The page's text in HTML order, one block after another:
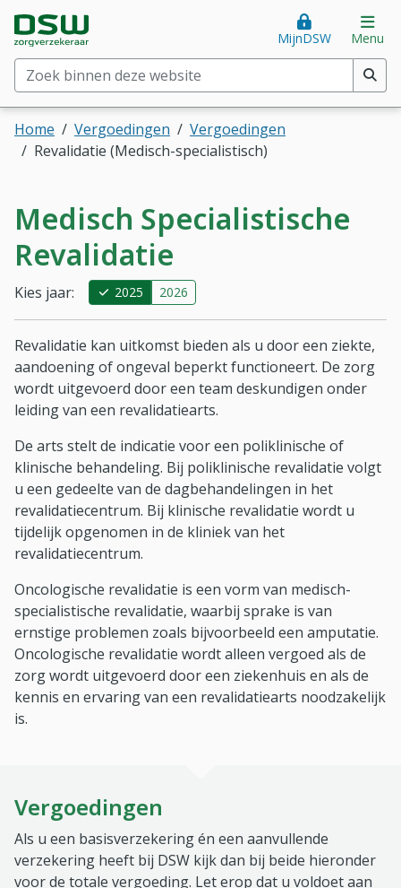
Direct naar hoofdinhoud
Direct naar hoofdmenuDSW Zorgverzekeraar. Goed voor je.
Zoek binnen deze website(min. 2 tekens)
MijnDSW Menu
Home Vergoedingen
Vergoedingen
Revalidatie (Medisch-specialistisch)
Medisch Specialistische
Revalidatie
Kies jaar: 2025 2026
Revalidatie kan uitkomst bieden als u door een ziekte,
aandoening of ongeval beperkt functioneert. De zorg
wordt uitgevoerd door een team deskundigen onder
leiding van een revalidatiearts.
De arts stelt de indicatie voor een poliklinische of
klinische behandeling. Bij poliklinische revalidatie volgt
u een gedeelte van de dagbehandelingen in het
revalidatiecentrum. Bij klinische revalidatie wordt u
tijdelijk opgenomen in de kliniek van het
revalidatiecentrum.
Oncologische revalidatie is een vorm van medisch-
specialistische revalidatie, waarbij sprake is van
ernstige problemen zoals bijvoorbeeld een amputatie.
Oncologische revalidatie wordt alleen vergoed als de
zorg wordt uitgevoerd door een ziekenhuis en als de
kennis en ervaring van een revalidatiearts noodzakelijk
is.
Vergoedingen
Als u een basisverzekering én een aanvullende
verzekering heeft bij DSW kijk dan bij beide hieronder
voor de totale vergoeding. Let erop dat u voldoet aan